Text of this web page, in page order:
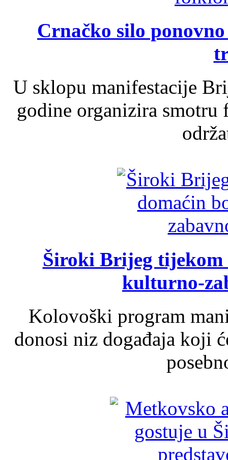
Crnačko silo
U sklopu manifestacije
godine organizira
Široki Brijeg tijekom
kulturno-
Kolovoški program
donosi niz događaja koji